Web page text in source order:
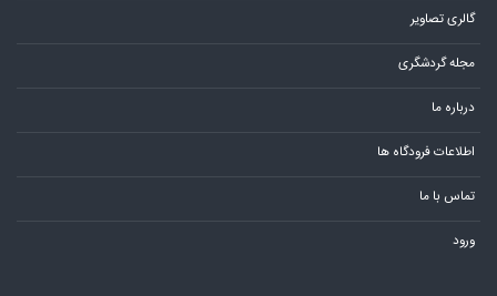
گالری تصاویر
مجله گردشگری
درباره ما
اطلاعات فرودگاه ها
تماس با ما
ورود